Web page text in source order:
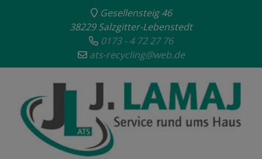
Gesellensteig 46
38229 Salzgitter-Lebenstedt
0173 - 4 72 27 76
ats-recycling@web.de